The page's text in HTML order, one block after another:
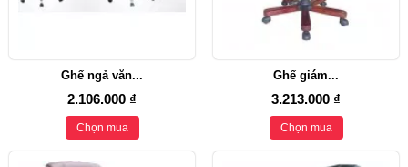
Ghế ngả văn...
2.106.000 ₫
Chọn mua
Ghế giám...
3.213.000 ₫
Chọn mua